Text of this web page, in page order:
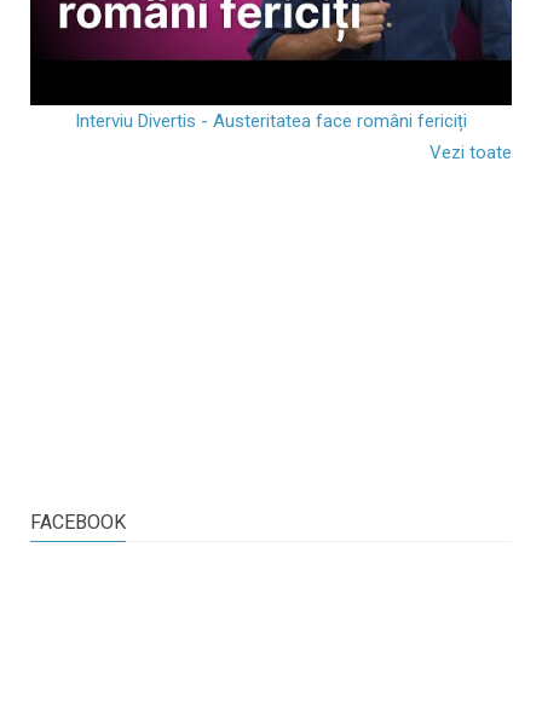
Interviu Divertis - Austeritatea face români fericiți
Vezi toate
FACEBOOK